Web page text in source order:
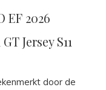
EF 2026
Jersey S11
door de